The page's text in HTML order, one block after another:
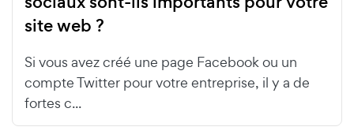
site web ?
Si vous avez créé une page Facebook ou un
compte Twitter pour votre entreprise, il y a de
fortes c...